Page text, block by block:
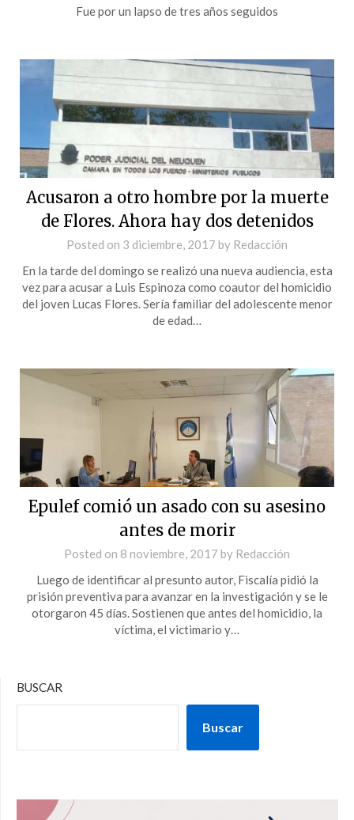
Fue por un lapso de tres años seguidos
Acusaron a otro hombre por la muerte
de Flores. Ahora hay dos detenidos
Posted on 3 diciembre, 2017 by Redacción
En la tarde del domingo se realizó una nueva audiencia, esta
vez para acusar a Luis Espinoza como coautor del homicidio
del joven Lucas Flores. Sería familiar del adolescente menor
de edad…
Epulef comió un asado con su asesino
antes de morir
Posted on 8 noviembre, 2017 by Redacción
Luego de identificar al presunto autor, Fiscalía pidió la
prisión preventiva para avanzar en la investigación y se le
otorgaron 45 días. Sostienen que antes del homicidio, la
víctima, el victimario y…
BUSCAR
Buscar